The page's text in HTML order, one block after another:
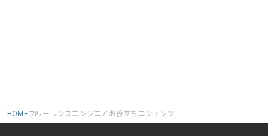
HOMEフリーランスエンジニアお役立ちコンテンツ